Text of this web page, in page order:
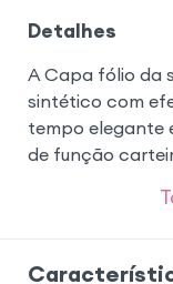
Detalhes
A Capa fólio da
sintético com
tempo elegante
de função